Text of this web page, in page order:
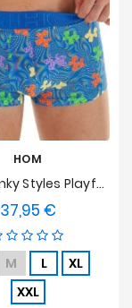
HOM
Boxer Funky Styles Playful Dogs HOM Limited Edition
37,95 €Preis
M L
XL
XXL